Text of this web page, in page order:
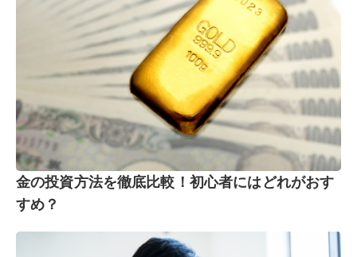
金の投資方法を徹底比較！初心者にはどれがおす
すめ？